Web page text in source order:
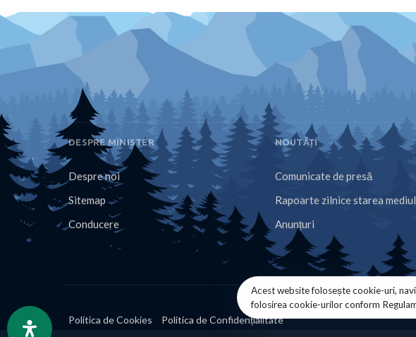
DESPRE MINISTER
Despre noi
Sitemap
Conducere
NOUTĂȚI
Comunicate de presă
Rapoarte zilnice starea
Anunțuri
Politica de Cookies Politica de Confidențialitate
Acest website folosește cookie-uri,
folosirea cookie-urilor conform